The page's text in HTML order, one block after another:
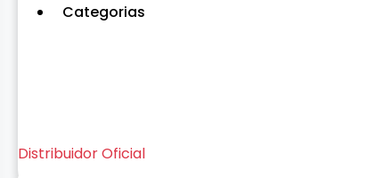
Categorias
Distribuidor Oficial